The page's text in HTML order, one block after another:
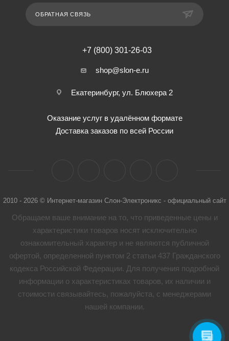
ОБРАТНАЯ СВЯЗЬ
+7 (800) 301-26-03
shop@slon-e.ru
Екатеринбург, ул. Блюхера 2
Оказание услуг в удалённом формате
Доставка заказов по всей России
2010 - 2026 © Интернет-магазин Слон-Электроникс - официальный сайт
Обращаем ваше внимание на то, что приведенные цены и
характеристики товaров носят исключительно
ознакомительный характер и не являются публичной
офертой, определенной пунктом 2 статьи 437 Гражданского
кодекса Российской Федерации. Для получения подробной
информации о характеристиках товaров, их наличии и
стоимости связывайтесь, пожалуйста, с менеджерами
нашей компании.